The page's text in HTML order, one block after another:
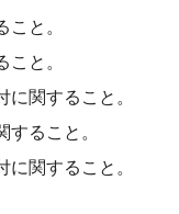
と。
と。
関すること。
ること。
関すること。